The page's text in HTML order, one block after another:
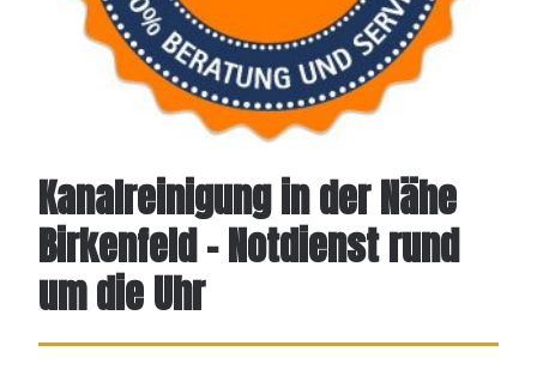
Kanalreinigung in der Nähe
Birkenfeld - Notdienst rund
um die Uhr